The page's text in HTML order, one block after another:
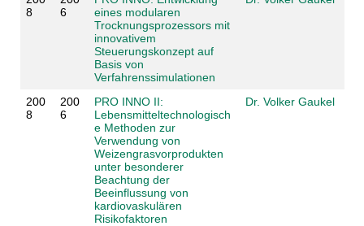
8
6
eines modularen
Trocknungsprozessors mit
innovativem
Steuerungskonzept auf
Basis von
Verfahrenssimulationen
200
8
200
6
PRO INNO II:
Lebensmitteltechnologisch
e Methoden zur
Verwendung von
Weizengrasvorprodukten
unter besonderer
Beachtung der
Beeinflussung von
kardiovaskulären
Risikofaktoren
Dr. Volker Gaukel